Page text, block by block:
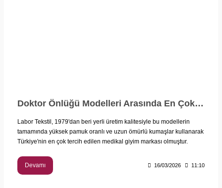
Doktor Önlüğü Modelleri Arasında En Çok Tercih Edilenler
Labor Tekstil, 1979'dan beri yerli üretim kalitesiyle bu modellerin
tamamında yüksek pamuk oranlı ve uzun ömürlü kumaşlar kullanarak
Türkiye'nin en çok tercih edilen medikal giyim markası olmuştur.
Devamı 16/03/2026 11:10